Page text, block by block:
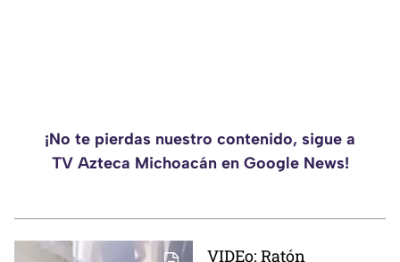
¡No te pierdas nuestro contenido, sigue a
TV Azteca Michoacán en Google News!
VIDEo: Ratón